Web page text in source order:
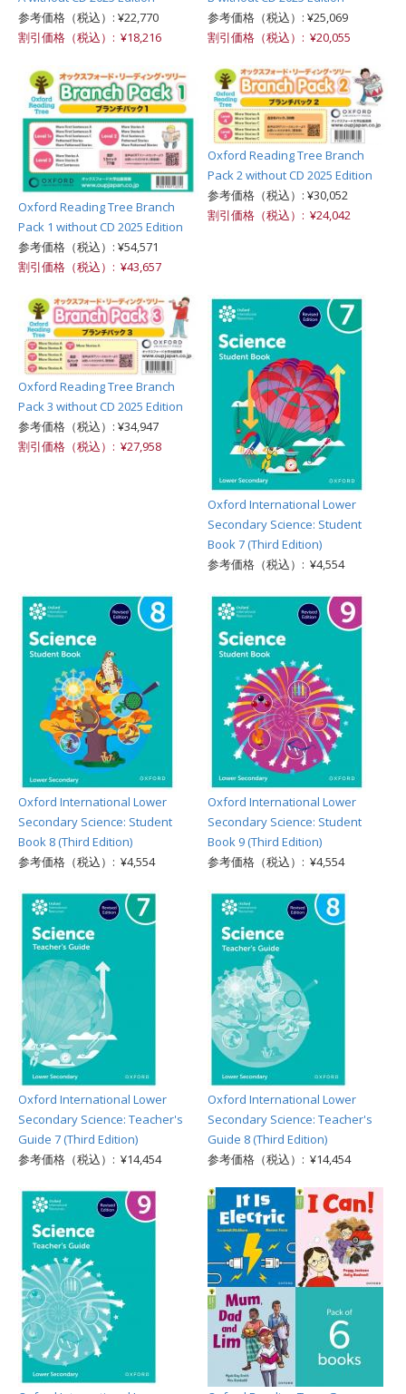
参考価格（税込）: ¥22,770
割引価格（税込）: ¥18,216
参考価格（税込）: ¥25,069
割引価格（税込）: ¥20,055
Oxford Reading Tree Branch
Pack 1 without CD 2025 Edition
参考価格（税込）: ¥54,571
割引価格（税込）: ¥43,657
Oxford Reading Tree Branch
Pack 2 without CD 2025 Edition
参考価格（税込）: ¥30,052
割引価格（税込）: ¥24,042
Oxford Reading Tree Branch
Pack 3 without CD 2025 Edition
参考価格（税込）: ¥34,947
割引価格（税込）: ¥27,958
Oxford International Lower
Secondary Science: Student
Book 7 (Third Edition)
参考価格（税込）: ¥4,554
Oxford International Lower
Secondary Science: Student
Book 8 (Third Edition)
参考価格（税込）: ¥4,554
Oxford International Lower
Secondary Science: Student
Book 9 (Third Edition)
参考価格（税込）: ¥4,554
Oxford International Lower
Secondary Science: Teacher's
Guide 7 (Third Edition)
参考価格（税込）: ¥14,454
Oxford International Lower
Secondary Science: Teacher's
Guide 8 (Third Edition)
参考価格（税込）: ¥14,454